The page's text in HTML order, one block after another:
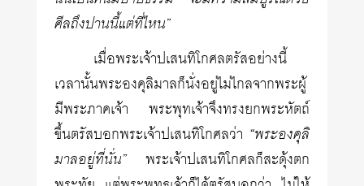
ศีลถึงปานนี้แต่ที่ไหน”
เมื่อพระเจ้าปเสนทิโกศลตรัสอย่างนี้
เวลานั้นพระองคุลิมาลก็นั่งอยู่ไม่ไกลจากพระผู้
มีพระภาคเจ้า พระพุทเจ้าจึงทรงยกพระหัตถ์
ขึ้นตรัสบอกพระเจ้าปเสนทิโกศลว่า “พระองคุลิ
มาลอยู่ที่นั่น”พระเจ้าปเสนทิโกศลก็สะดุ้งตก